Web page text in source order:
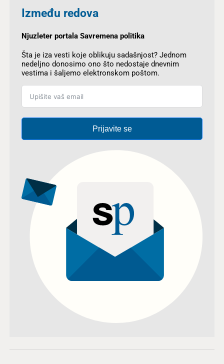
Između redova
Njuzleter portala Savremena politika
Šta je iza vesti koje oblikuju sadašnjost? Jednom
nedeljno donosimo ono što nedostaje dnevnim
vestima i šaljemo elektronskom poštom.
Prijavite se